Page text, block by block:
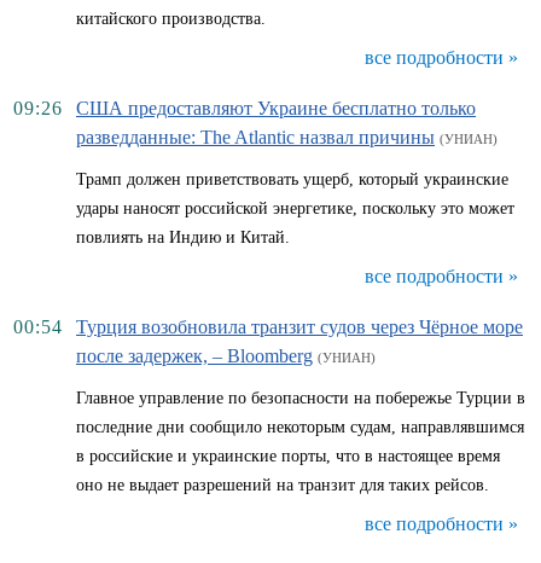
китайского производства.
все подробности »
09:26
США предоставляют Украине бесплатно только
разведданные: The Atlantic назвал причины (УНИАН)
Трамп должен приветствовать ущерб, который украинские
удары наносят российской энергетике, поскольку это может
повлиять на Индию и Китай.
все подробности »
00:54
Турция возобновила транзит судов через Чёрное море
после задержек, – Bloomberg (УНИАН)
Главное управление по безопасности на побережье Турции в
последние дни сообщило некоторым судам, направлявшимся
в российские и украинские порты, что в настоящее время
оно не выдает разрешений на транзит для таких рейсов.
все подробности »